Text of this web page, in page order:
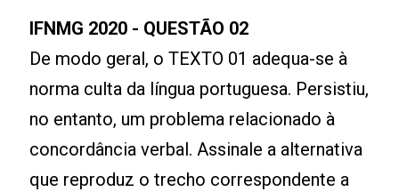
IFNMG 2020 - QUESTÃO 02
De modo geral, o TEXTO 01 adequa-se à
norma culta da língua portuguesa. Persistiu,
no entanto, um problema relacionado à
concordância verbal. Assinale a alternativa
que reproduz o trecho correspondente a